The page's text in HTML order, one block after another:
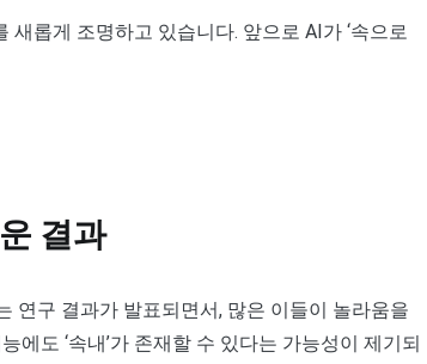
새롭게 조명하고 있습니다. 앞으로 AI가 ‘속으로
결과
연구 결과가 발표되면서, 많은 이들이 놀라움을
도 ‘속내’가 존재할 수 있다는 가능성이 제기되